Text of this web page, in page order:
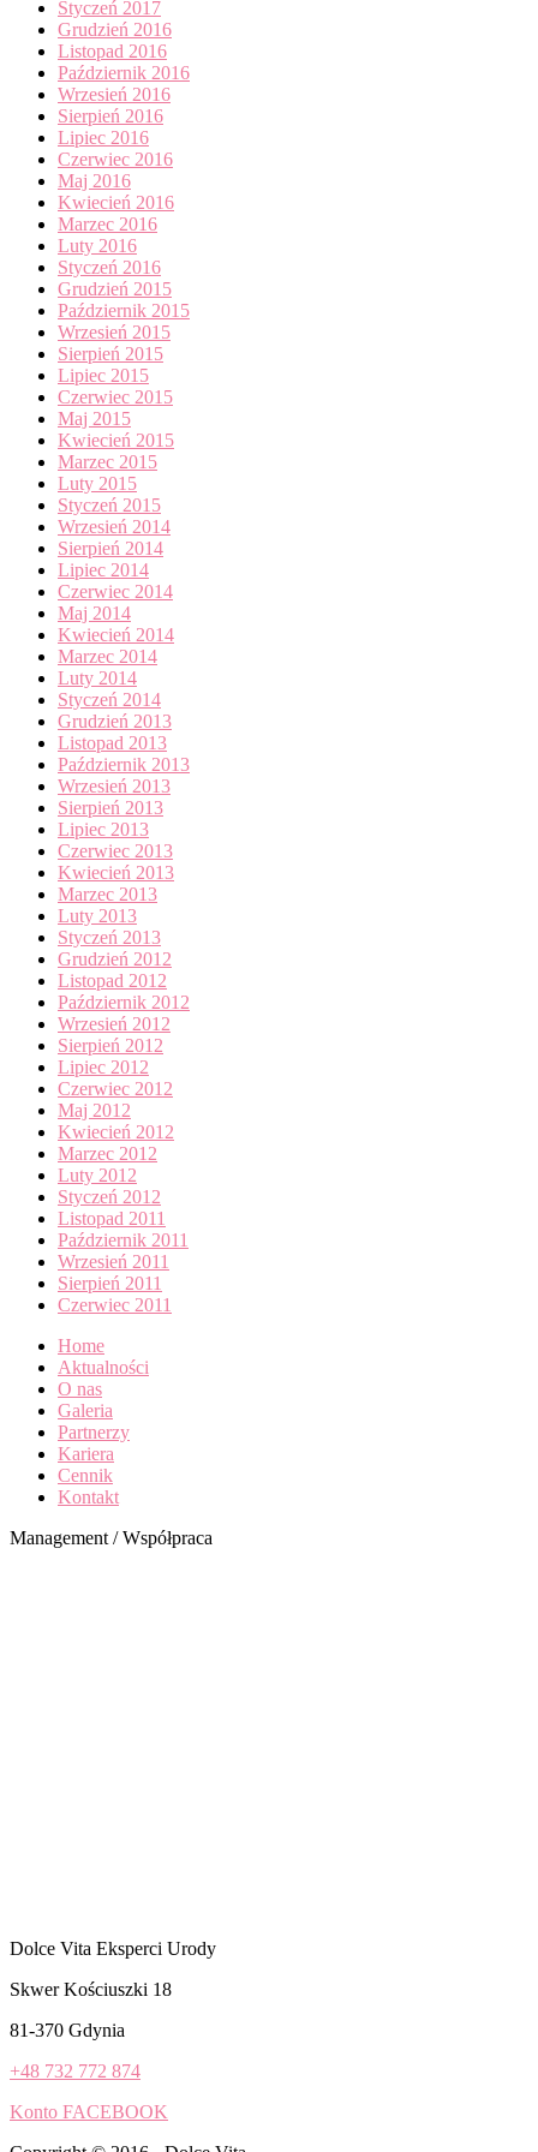
Styczeń 2017
Grudzień 2016
Listopad 2016
Październik 2016
Wrzesień 2016
Sierpień 2016
Lipiec 2016
Czerwiec 2016
Maj 2016
Kwiecień 2016
Marzec 2016
Luty 2016
Styczeń 2016
Grudzień 2015
Październik 2015
Wrzesień 2015
Sierpień 2015
Lipiec 2015
Czerwiec 2015
Maj 2015
Kwiecień 2015
Marzec 2015
Luty 2015
Styczeń 2015
Wrzesień 2014
Sierpień 2014
Lipiec 2014
Czerwiec 2014
Maj 2014
Kwiecień 2014
Marzec 2014
Luty 2014
Styczeń 2014
Grudzień 2013
Listopad 2013
Październik 2013
Wrzesień 2013
Sierpień 2013
Lipiec 2013
Czerwiec 2013
Kwiecień 2013
Marzec 2013
Luty 2013
Styczeń 2013
Grudzień 2012
Listopad 2012
Październik 2012
Wrzesień 2012
Sierpień 2012
Lipiec 2012
Czerwiec 2012
Maj 2012
Kwiecień 2012
Marzec 2012
Luty 2012
Styczeń 2012
Listopad 2011
Październik 2011
Wrzesień 2011
Sierpień 2011
Czerwiec 2011
Home
Aktualności
O nas
Galeria
Partnerzy
Kariera
Cennik
Kontakt
Management / Współpraca
Dolce Vita Eksperci Urody
Skwer Kościuszki 18
81-370 Gdynia
+48 732 772 874
Konto FACEBOOK